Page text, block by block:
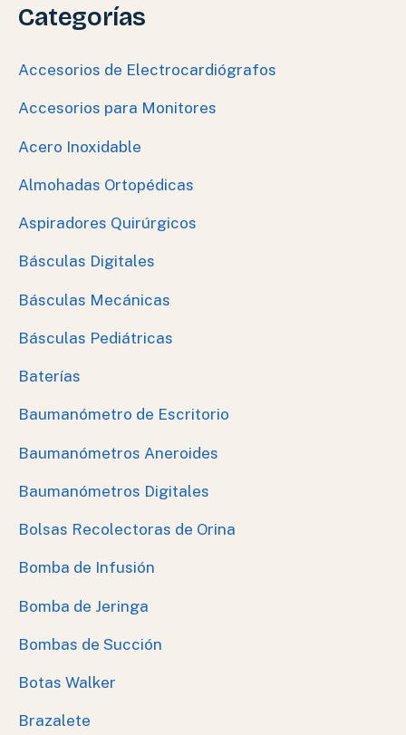
Categorías
Accesorios de Electrocardiógrafos
Accesorios para Monitores
Acero Inoxidable
Almohadas Ortopédicas
Aspiradores Quirúrgicos
Básculas Digitales
Básculas Mecánicas
Básculas Pediátricas
Baterías
Baumanómetro de Escritorio
Baumanómetros Aneroides
Baumanómetros Digitales
Bolsas Recolectoras de Orina
Bomba de Infusión
Bomba de Jeringa
Bombas de Succión
Botas Walker
Brazalete